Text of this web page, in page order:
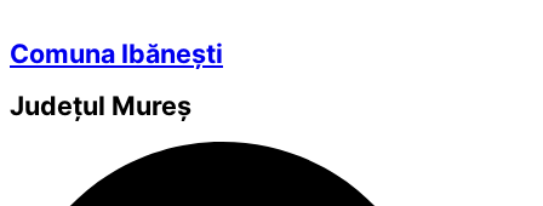
Comuna Ibănești
Județul Mureș